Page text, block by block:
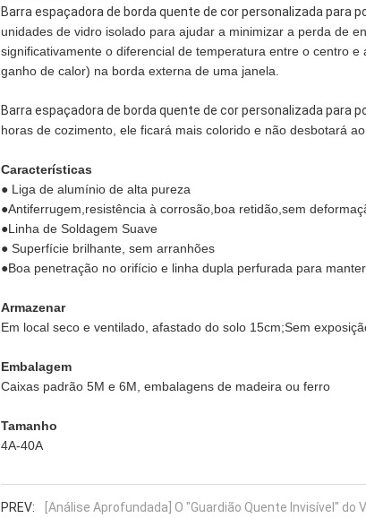
Barra espaçadora de borda quente de cor personalizada para
unidades de vidro isolado para ajudar a minimizar a perda de
significativamente o diferencial de temperatura entre o centro
ganho de calor) na borda externa de uma janela.
Barra espaçadora de borda quente de cor personalizada para
horas de cozimento, ele ficará mais colorido e não desbotará ao
Características
● Liga de alumínio de alta pureza
●Antiferrugem,resistência à corrosão,boa retidão,sem
●Linha de Soldagem Suave
● Superfície brilhante, sem arranhões
●Boa penetração no orifício e linha dupla perfurada para
Armazenar
Em local seco e ventilado, afastado do solo 15cm;Sem
Embalagem
Caixas padrão 5M e 6M, embalagens de madeira ou ferro
Tamanho
4A-40A
PREV:
[Análise Aprofundada] O "Guardião Quente Invisível"